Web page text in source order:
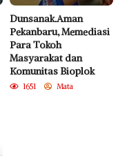
Dunsanak.Aman
Pekanbaru, Memediasi
Para Tokoh
Masyarakat dan
Komunitas Bioplok
1651 Mata